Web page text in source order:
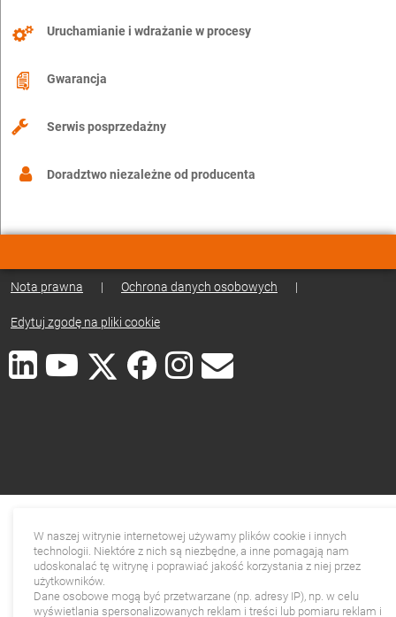
Uruchamianie i wdrażanie w procesy
Gwarancja
Serwis posprzedażny
Doradztwo niezależne od producenta
Nota prawna | Ochrona danych osobowych |
Edytuj zgodę na pliki cookie
W naszej witrynie internetowej używamy plików cookie i innych
technologii. Niektóre z nich są niezbędne, a inne pomagają nam
udoskonalać tę witrynę i poprawiać jakość korzystania z niej przez
użytkowników.
Dane osobowe mogą być przetwarzane (np. adresy IP), np. w celu
wyświetlania spersonalizowanych reklam i treści lub pomiaru reklam i